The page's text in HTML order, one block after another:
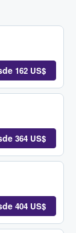
162 US$
364 US$
404 US$